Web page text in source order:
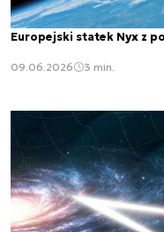
Europejski statek Nyx z
09.06.2026 3 min.